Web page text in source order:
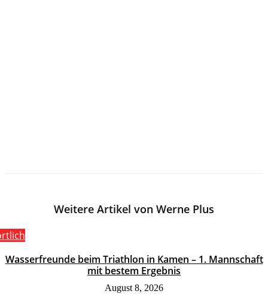
Weitere Artikel von Werne Plus
Wasserfreunde beim Triathlon in Kamen – 1. Mannschaft
mit bestem Ergebnis
August 8, 2026